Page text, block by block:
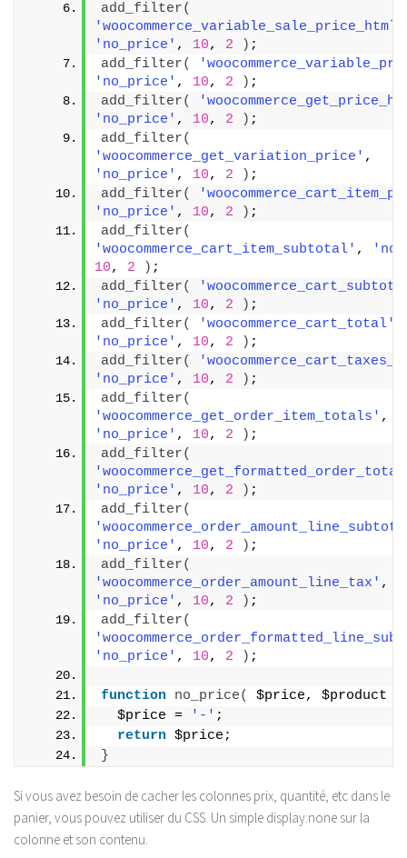
add_filter(
'woocommerce_variable_sale_price_html'
'no_price' , 10, 2 ) ;
add_filter(
'no_price' , 10, 2 ) ;
add_filter(
'no_price' , 10, 2 ) ;
add_filter(
'woocommerce_get_variation_price'
'no_price' , 10, 2 ) ;
add_filter(
'no_price' , 10, 2 ) ;
add_filter(
'woocommerce_cart_item_subtotal' ,
10, 2 ) ;
add_filter(
'no_price' , 10, 2 ) ;
add_filter( 'woocommerce_cart_total'
'no_price' , 10, 2 ) ;
add_filter(
'no_price' , 10, 2 ) ;
add_filter(
'woocommerce_get_order_item_totals'
'no_price' , 10, 2 ) ;
add_filter(
'no_price' , 10, 2 ) ;
add_filter(
'no_price' , 10, 2 ) ;
add_filter(
'woocommerce_order_amount_line_tax'
'no_price' , 10, 2 ) ;
add_filter(
'no_price' , 10, 2 ) ;
function no_price( $price, $product
  $price =
'-' ;
return $price;
}
Si vous avez besoin de cacher les colonnes prix, quantité, etc dans le
panier, vous pouvez utiliser du CSS. Un simple display:none sur la
colonne et son contenu.